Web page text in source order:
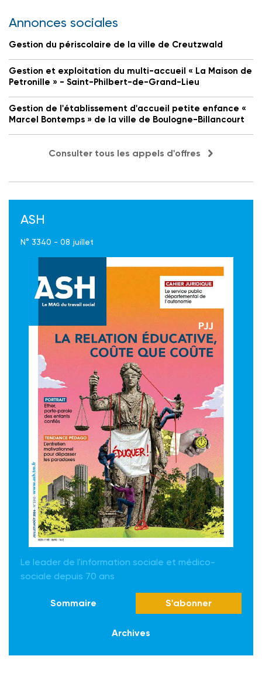
Annonces sociales
Gestion du périscolaire de la ville de Creutzwald
Gestion et exploitation du multi-accueil « La Maison de
Petronille » - Saint-Philbert-de-Grand-Lieu
Gestion de l'établissement d'accueil petite enfance «
Marcel Bontemps » de la ville de Boulogne-Billancourt
Consulter tous les appels d'offres
ASH
N° 3340 - 08 juillet
Le leader de l'information sociale et médico-
sociale depuis 70 ans
Sommaire S'abonner
Archives